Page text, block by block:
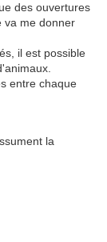
des ouvertures
va me donner
il est possible
entre chaque
la